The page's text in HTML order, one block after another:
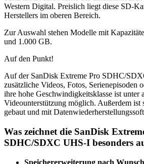
Western Digital. Preislich liegt diese SD-
Herstellers im oberen Bereich.
Zur Auswahl stehen Modelle mit
und 1.000 GB.
Auf den Punkt!
Auf der SanDisk Extreme Pro SDHC/
zusätzliche Videos, Fotos, Serienepisoden
ihre hohe Geschwindigkeitsklasse ist
Videounterstützung möglich. Außerdem ist
gebaut und mit
Was zeichnet die SanDisk
SDHC/SDXC UHS-I besonders
Speichererweiterung nach Wunsch